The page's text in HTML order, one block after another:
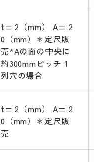
t= 2（mm） A= 2
0（mm）＊定尺販
売*Aの面の中央に
約300mmピッチ１
列穴の場合
t= 2（mm） A= 2
0（mm）＊定尺販
売